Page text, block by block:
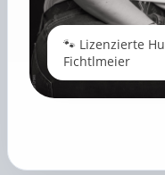
🐾 Lizenzierte
Fichtlmeier